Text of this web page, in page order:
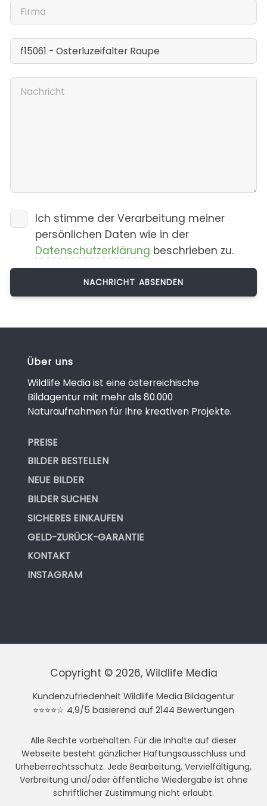
Ich stimme der Verarbeitung meiner
persönlichen Daten wie in der
Datenschutzerklärung beschrieben zu.
Über uns
Wildlife Media ist eine österreichische
Bildagentur mit mehr als 80.000
Naturaufnahmen für Ihre kreativen Projekte.
PREISE
BILDER BESTELLEN
NEUE BILDER
BILDER SUCHEN
SICHERES EINKAUFEN
GELD-ZURÜCK-GARANTIE
KONTAKT
INSTAGRAM
Copyright © 2026, Wildlife Media
Kundenzufriedenheit Wildlife Media Bildagentur
⭐⭐⭐⭐☆ 4,9/5 basierend auf 2144 Bewertungen
Alle Rechte vorbehalten. Für die Inhalte auf dieser
Webseite besteht gänzlicher Haftungsausschluss und
Urheberrechtsschutz. Jede Bearbeitung, Vervielfältigung,
Verbreitung und/oder öffentliche Wiedergabe ist ohne
schriftlicher Zustimmung nicht erlaubt.